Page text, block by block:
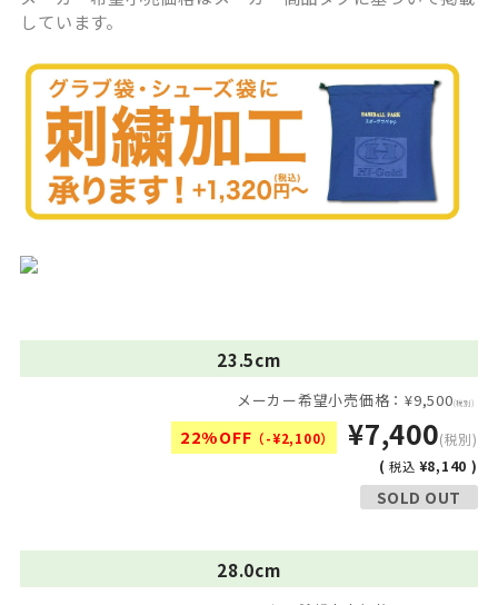
しています。
23.5cm
メーカー希望小売価格：¥9,500(税別)
22%OFF （-¥2,100） ¥7,400(税別)
(税込 ¥8,140 )
SOLD OUT
28.0cm